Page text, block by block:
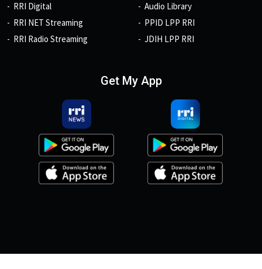
RRI Digital
RRI NET Streaming
RRI Radio Streaming
Audio Library
PPID LPP RRI
JDIH LPP RRI
Get My App